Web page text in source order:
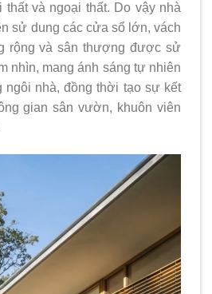
và ngoại thất. Do vậy nhà
sử dung các cửa sổ lớn, vách
rộng và sân thượng được sử
nhìn, mang ánh sáng tự nhiên
ngôi nhà, đồng thời tạo sự kết
gian sân vườn, khuôn viên